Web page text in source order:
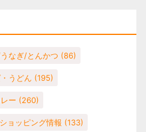
なぎ/とんかつ (86)
うどん (195)
ー (260)
ショッピング情報 (133)